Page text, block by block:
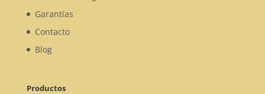
Garantías
Contacto
Blog
Productos